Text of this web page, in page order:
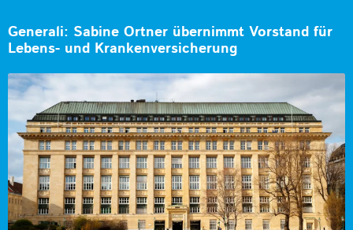
Generali: Sabine Ortner übernimmt Vorstand für
Lebens- und Krankenversicherung